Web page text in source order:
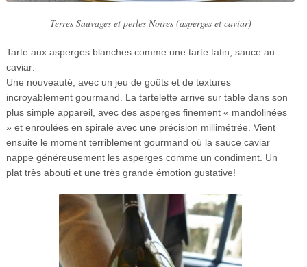
Terres Sauvages et perles Noires (asperges et caviar)
Tarte aux asperges blanches comme une tarte tatin, sauce au
caviar:
Une nouveauté, avec un jeu de goûts et de textures
incroyablement gourmand. La tartelette arrive sur table dans son
plus simple appareil, avec des asperges finement « mandolinées
» et enroulées en spirale avec une précision millimétrée. Vient
ensuite le moment terriblement gourmand où la sauce caviar
nappe généreusement les asperges comme un condiment. Un
plat très abouti et une très grande émotion gustative!